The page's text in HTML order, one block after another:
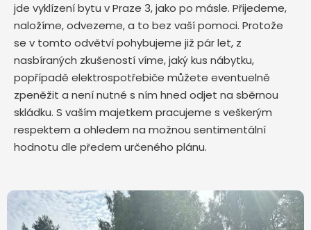
jde vyklízení bytu v Praze 3,jako po másle. Přijedeme,
naložíme, odvezeme, a to bez vaší pomoci. Protože
se v tomto odvětví pohybujeme již pár let, z
nasbíraných zkušeností víme, jaký kus nábytku,
popřípadě elektrospotřebiče můžete eventuelně
zpeněžit a není nutné s ním hned odjet na sběrnou
skládku. S vaším majetkem pracujeme s veškerým
respektem a ohledem na možnou sentimentální
hodnotu dle předem určeného plánu.